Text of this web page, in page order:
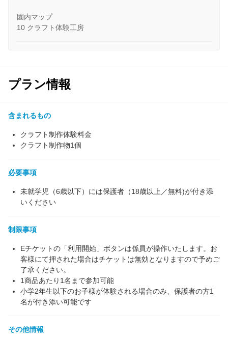
園内マップ
10 クラフト体験工房
プラン情報
含まれるもの
クラフト制作体験料金
クラフト制作物1個
必要事項
未就学児（6歳以下）には保護者（18歳以上／無料)が付き添
いください
制限事項
Eチケットの「利用開始」ボタンは係員が操作いたします。お
客様にて押された場合はチケットは無効となりますので予めご
了承ください。
1商品あたり1名まで参加可能
小学2年生以下のお子様が体験される場合のみ、保護者の方1
名が付き添い可能です
その他情報